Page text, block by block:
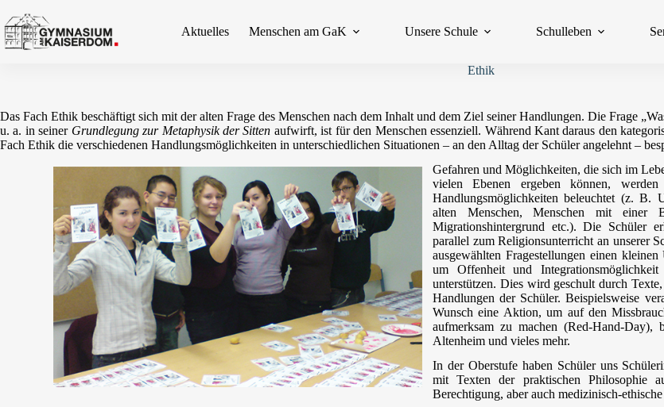
Inhalt
springen
Aktuelles Menschen am GaK Unsere Schule Schulleben
Ethik
Das Fach Ethik beschäftigt sich mit der alten Frage des Menschen nach dem Inhalt und dem Ziel seiner Handlungen. Die Frage
u. a. in seiner Grundlegung zur Metaphysik der Sitten aufwirft, ist für den Menschen essenziell. Während Kant daraus den
Fach Ethik die verschiedenen Handlungsmöglichkeiten in unterschiedlichen Situationen – an den Alltag der Schüler angelehnt –
Gefahren und Möglichkeiten, die sich im
vielen Ebenen ergeben können,
Handlungsmöglichkeiten beleuchtet (z. B.
alten Menschen, Menschen mit einer
Migrationshintergrund etc.). Die Schüler
parallel zum Religionsunterricht an unserer
ausgewählten Fragestellungen einen
um Offenheit und
unterstützen. Dies wird geschult durch
Handlungen der Schüler. Beispielsweise
Wunsch eine Aktion, um auf den
aufmerksam zu machen (Red-Hand-Day),
Altenheim und vieles mehr.
In der Oberstufe haben Schüler uns
mit Texten der praktischen Philosophie
Berechtigung, aber auch medizinisch-